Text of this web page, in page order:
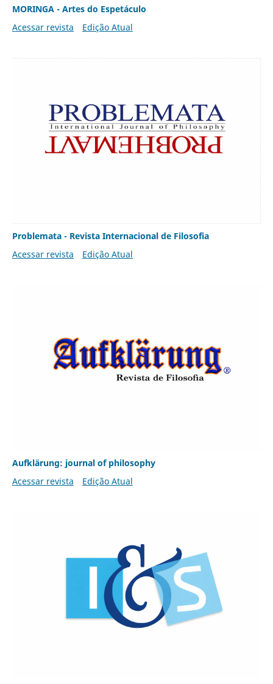
MORINGA - Artes do Espetáculo
Acessar revista
Edição Atual
Problemata - Revista Internacional de Filosofia
Acessar revista
Edição Atual
Aufklärung: journal of philosophy
Acessar revista
Edição Atual